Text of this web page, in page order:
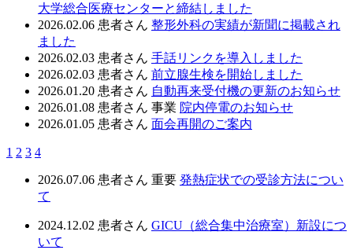
大学総合医療センターと締結しました
2026.02.06 患者さん 整形外科の実績が新聞に掲載され
ました
2026.02.03 患者さん 手話リンクを導入しました
2026.02.03 患者さん 前立腺生検を開始しました
2026.01.20 患者さん 自動再来受付機の更新のお知らせ
2026.01.08 患者さん 事業 院内停電のお知らせ
2026.01.05 患者さん 面会再開のご案内
1 2 3 4
2026.07.06 患者さん 重要 発熱症状での受診方法につい
て
2024.12.02 患者さん GICU（総合集中治療室）新設につ
いて